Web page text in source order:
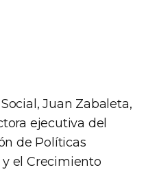
Juan Zabaleta,
ejecutiva del
de Políticas
el Crecimiento